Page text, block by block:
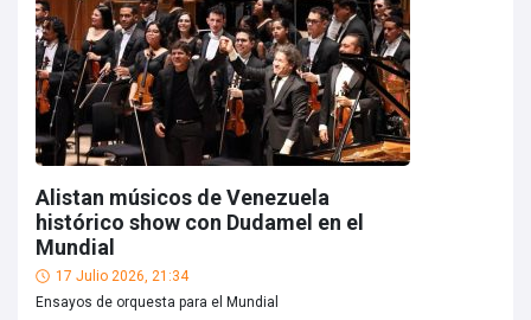
Alistan músicos de Venezuela
histórico show con Dudamel en el
Mundial
17 Julio 2026, 21:34
Ensayos de orquesta para el Mundial